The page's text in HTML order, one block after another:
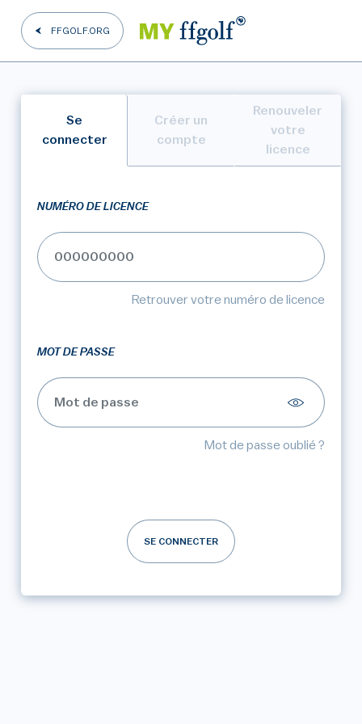
FFGOLF.ORG
Se
connecter
Créer un
compte
Renouveler
votre
licence
NUMÉRO DE LICENCE
Retrouver votre numéro de licence
MOT DE PASSE
Mot de passe oublié ?
SE CONNECTER